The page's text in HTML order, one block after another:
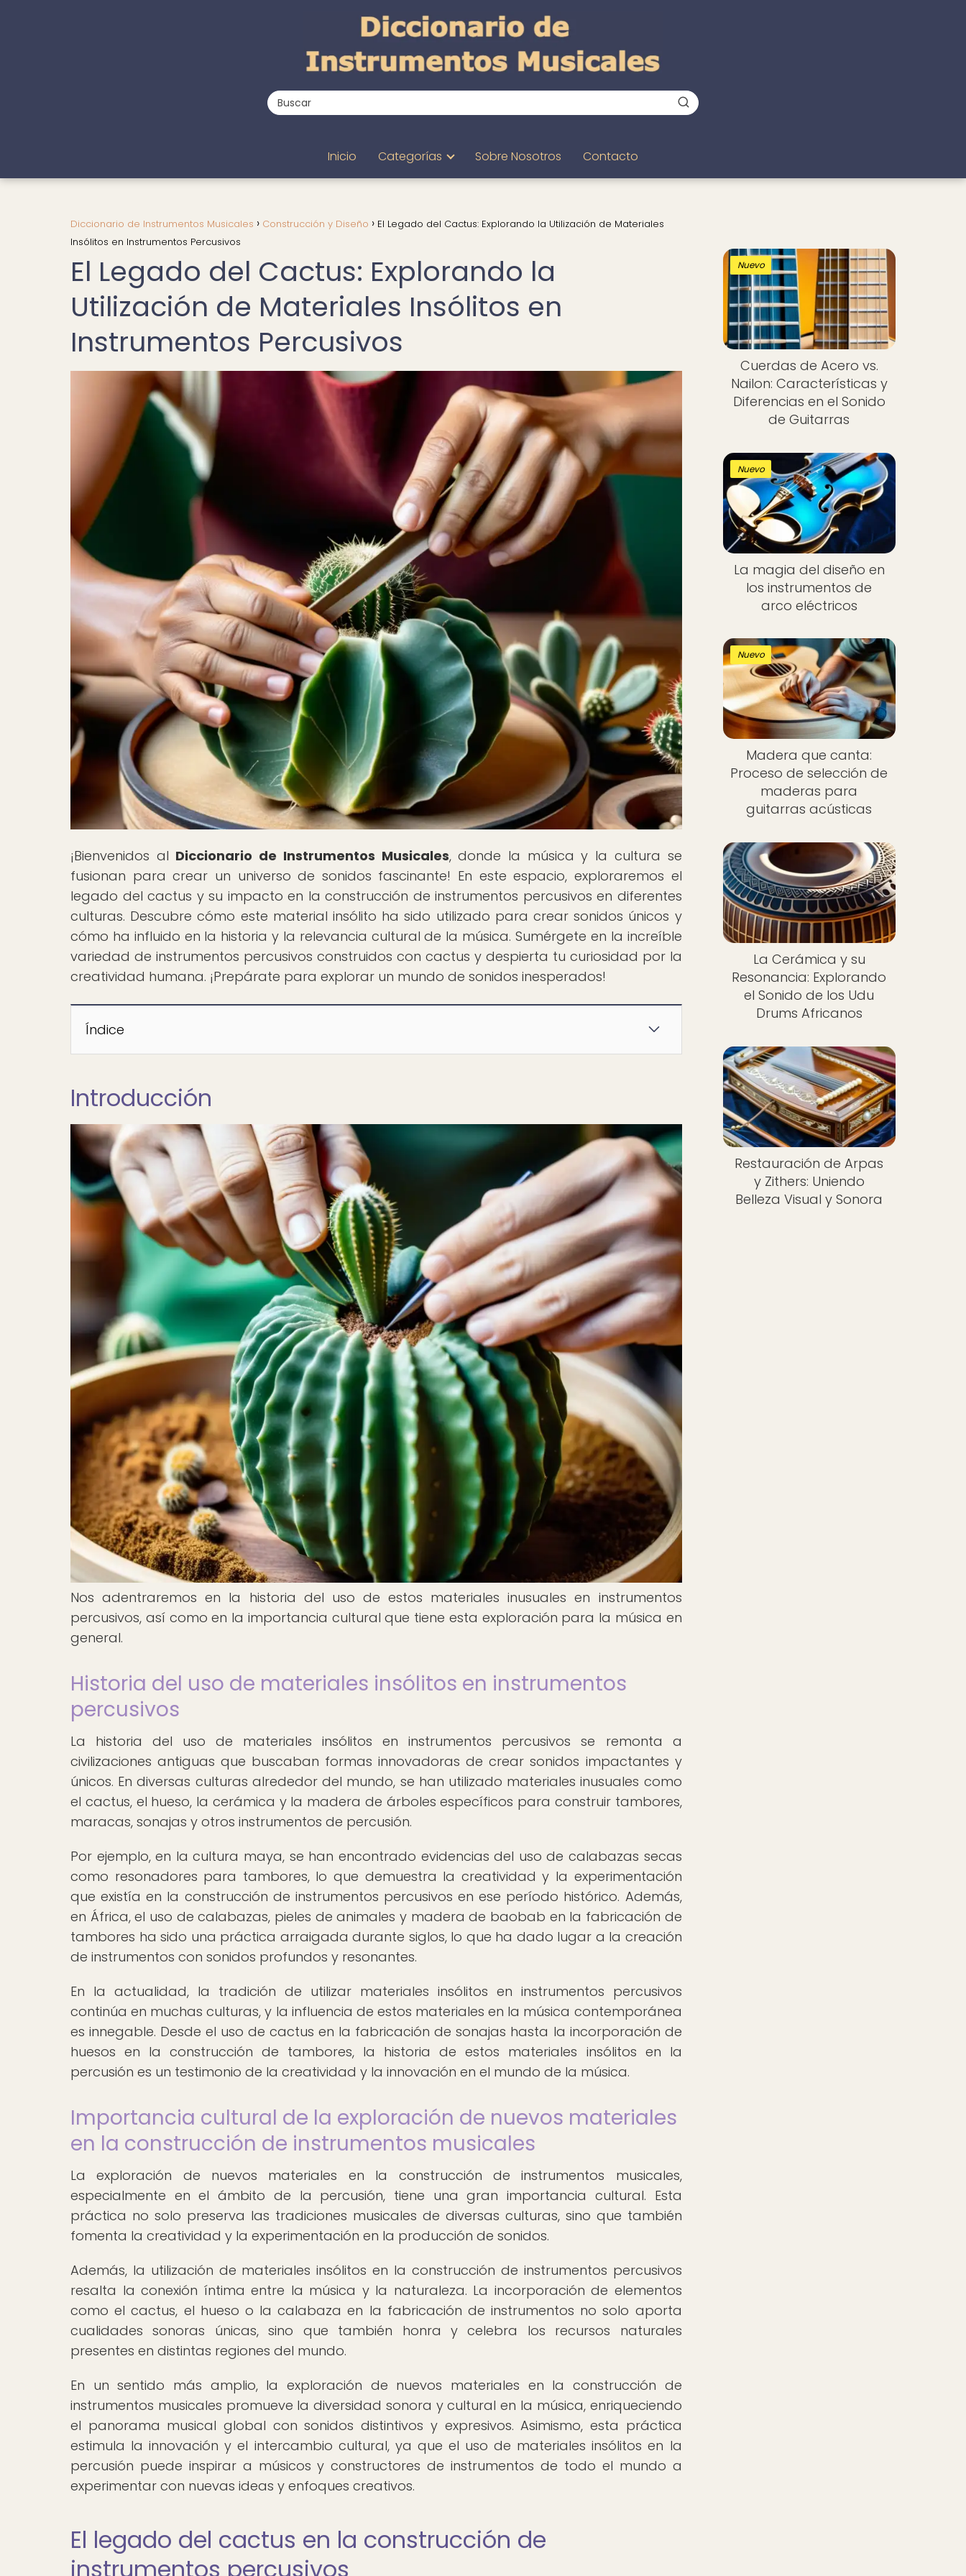
Inicio Categorías Sobre Nosotros Contacto
Diccionario de Instrumentos Musicales Construcción y Diseño
El Legado del Cactus: Explorando la Utilización de Materiales
Insólitos en Instrumentos Percusivos
El Legado del Cactus: Explorando la
Utilización de Materiales Insólitos en
Instrumentos Percusivos
¡Bienvenidos al Diccionario de Instrumentos Musicales, donde la música y la cultura se
fusionan para crear un universo de sonidos fascinante! En este espacio, exploraremos el
legado del cactus y su impacto en la construcción de instrumentos percusivos en diferentes
culturas. Descubre cómo este material insólito ha sido utilizado para crear sonidos únicos y
cómo ha influido en la historia y la relevancia cultural de la música. Sumérgete en la increíble
variedad de instrumentos percusivos construidos con cactus y despierta tu curiosidad por la
creatividad humana. ¡Prepárate para explorar un mundo de sonidos inesperados!
Índice
Introducción
Nos adentraremos en la historia del uso de estos materiales inusuales en instrumentos
percusivos, así como en la importancia cultural que tiene esta exploración para la música en
general.
Historia del uso de materiales insólitos en instrumentos
percusivos
La historia del uso de materiales insólitos en instrumentos percusivos se remonta a
civilizaciones antiguas que buscaban formas innovadoras de crear sonidos impactantes y
únicos. En diversas culturas alrededor del mundo, se han utilizado materiales inusuales como
el cactus, el hueso, la cerámica y la madera de árboles específicos para construir tambores,
maracas, sonajas y otros instrumentos de percusión.
Por ejemplo, en la cultura maya, se han encontrado evidencias del uso de calabazas secas
como resonadores para tambores, lo que demuestra la creatividad y la experimentación
que existía en la construcción de instrumentos percusivos en ese período histórico. Además,
en África, el uso de calabazas, pieles de animales y madera de baobab en la fabricación de
tambores ha sido una práctica arraigada durante siglos, lo que ha dado lugar a la creación
de instrumentos con sonidos profundos y resonantes.
En la actualidad, la tradición de utilizar materiales insólitos en instrumentos percusivos
continúa en muchas culturas, y la influencia de estos materiales en la música contemporánea
es innegable. Desde el uso de cactus en la fabricación de sonajas hasta la incorporación de
huesos en la construcción de tambores, la historia de estos materiales insólitos en la
percusión es un testimonio de la creatividad y la innovación en el mundo de la música.
Importancia cultural de la exploración de nuevos materiales
en la construcción de instrumentos musicales
La exploración de nuevos materiales en la construcción de instrumentos musicales,
especialmente en el ámbito de la percusión, tiene una gran importancia cultural. Esta
práctica no solo preserva las tradiciones musicales de diversas culturas, sino que también
fomenta la creatividad y la experimentación en la producción de sonidos.
Además, la utilización de materiales insólitos en la construcción de instrumentos percusivos
resalta la conexión íntima entre la música y la naturaleza. La incorporación de elementos
como el cactus, el hueso o la calabaza en la fabricación de instrumentos no solo aporta
cualidades sonoras únicas, sino que también honra y celebra los recursos naturales
presentes en distintas regiones del mundo.
En un sentido más amplio, la exploración de nuevos materiales en la construcción de
instrumentos musicales promueve la diversidad sonora y cultural en la música, enriqueciendo
el panorama musical global con sonidos distintivos y expresivos. Asimismo, esta práctica
estimula la innovación y el intercambio cultural, ya que el uso de materiales insólitos en la
percusión puede inspirar a músicos y constructores de instrumentos de todo el mundo a
experimentar con nuevas ideas y enfoques creativos.
El legado del cactus en la construcción de
instrumentos percusivos
Nuevo
Cuerdas de Acero vs.
Nailon: Características y
Diferencias en el Sonido
de Guitarras
Nuevo
La magia del diseño en
los instrumentos de
arco eléctricos
Nuevo
Madera que canta:
Proceso de selección de
maderas para
guitarras acústicas
La Cerámica y su
Resonancia: Explorando
el Sonido de los Udu
Drums Africanos
Restauración de Arpas
y Zithers: Uniendo
Belleza Visual y Sonora